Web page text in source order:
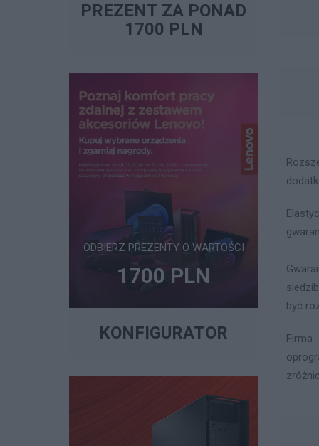
PREZENT ZA PONAD
1700 PLN
ODBIERZ PREZENTY O WARTOŚCI
1700 PLN
KONFIGURATOR
być
Firma